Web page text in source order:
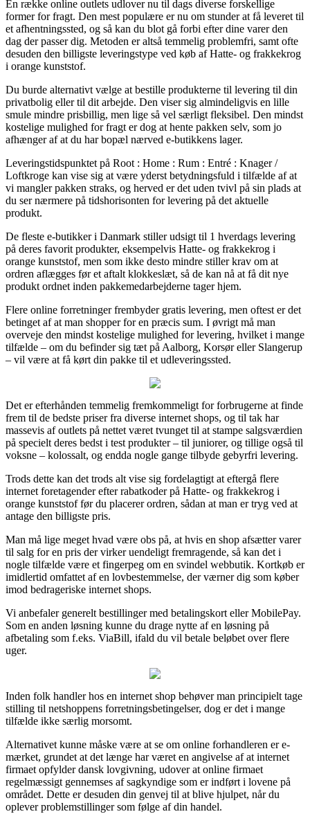
En række online outlets udlover nu til dags diverse forskellige
former for fragt. Den mest populære er nu om stunder at få leveret til
et afhentningssted, og så kan du blot gå forbi efter dine varer den
dag der passer dig. Metoden er altså temmelig problemfri, samt ofte
desuden den billigste leveringstype ved køb af Hatte- og frakkekrog
i orange kunststof.
Du burde alternativt vælge at bestille produkterne til levering til din
privatbolig eller til dit arbejde. Den viser sig almindeligvis en lille
smule mindre prisbillig, men lige så vel særligt fleksibel. Den mindst
kostelige mulighed for fragt er dog at hente pakken selv, som jo
afhænger af at du har bopæl nærved e-butikkens lager.
Leveringstidspunktet på Root : Home : Rum : Entré : Knager /
Loftkroge kan vise sig at være yderst betydningsfuld i tilfælde af at
vi mangler pakken straks, og herved er det uden tvivl på sin plads at
du ser nærmere på tidshorisonten for levering på det aktuelle
produkt.
De fleste e-butikker i Danmark stiller udsigt til 1 hverdags levering
på deres favorit produkter, eksempelvis Hatte- og frakkekrog i
orange kunststof, men som ikke desto mindre stiller krav om at
ordren aflægges før et aftalt klokkeslæt, så de kan nå at få dit nye
produkt ordnet inden pakkemedarbejderne tager hjem.
Flere online forretninger frembyder gratis levering, men oftest er det
betinget af at man shopper for en præcis sum. I øvrigt må man
overveje den mindst kostelige mulighed for levering, hvilket i mange
tilfælde – om du befinder sig tæt på Aalborg, Korsør eller Slangerup
– vil være at få kørt din pakke til et udleveringssted.
Det er efterhånden temmelig fremkommeligt for forbrugerne at finde
frem til de bedste priser fra diverse internet shops, og til tak har
massevis af outlets på nettet været tvunget til at stampe salgsværdien
på specielt deres bedst i test produkter – til juniorer, og tillige også til
voksne – kolossalt, og endda nogle gange tilbyde gebyrfri levering.
Trods dette kan det trods alt vise sig fordelagtigt at eftergå flere
internet foretagender efter rabatkoder på Hatte- og frakkekrog i
orange kunststof før du placerer ordren, sådan at man er tryg ved at
antage den billigste pris.
Man må lige meget hvad være obs på, at hvis en shop afsætter varer
til salg for en pris der virker uendeligt fremragende, så kan det i
nogle tilfælde være et fingerpeg om en svindel webbutik. Kortkøb er
imidlertid omfattet af en lovbestemmelse, der værner dig som køber
imod bedrageriske internet shops.
Vi anbefaler generelt bestillinger med betalingskort eller MobilePay.
Som en anden løsning kunne du drage nytte af en løsning på
afbetaling som f.eks. ViaBill, ifald du vil betale beløbet over flere
uger.
Inden folk handler hos en internet shop behøver man principielt tage
stilling til netshoppens forretningsbetingelser, dog er det i mange
tilfælde ikke særlig morsomt.
Alternativet kunne måske være at se om online forhandleren er e-
mærket, grundet at det længe har været en angivelse af at internet
firmaet opfylder dansk lovgivning, udover at online firmaet
regelmæssigt gennemses af sagkyndige som er indført i lovene på
området. Dette er desuden din genvej til at blive hjulpet, når du
oplever problemstillinger som følge af din handel.